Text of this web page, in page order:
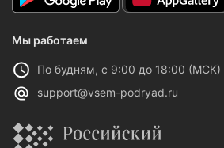
Мы работаем
По будням, с 9:00 до 18:00 (МСК)
support@vsem-podryad.ru